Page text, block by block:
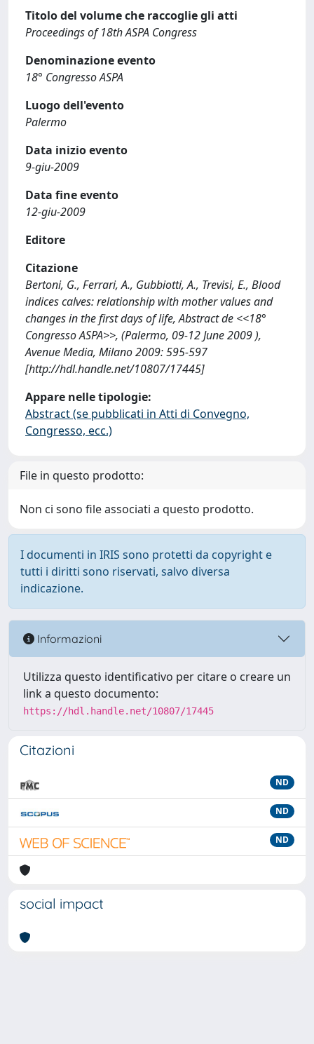
Titolo del volume che raccoglie gli atti
Proceedings of 18th ASPA Congress
Denominazione evento
18° Congresso ASPA
Luogo dell'evento
Palermo
Data inizio evento
9-giu-2009
Data fine evento
12-giu-2009
Editore
Citazione
Bertoni, G., Ferrari, A., Gubbiotti, A., Trevisi, E., Blood
indices calves: relationship with mother values and
changes in the first days of life, Abstract de <<18°
Congresso ASPA>>, (Palermo, 09-12 June 2009 ),
Avenue Media, Milano 2009: 595-597
[http://hdl.handle.net/10807/17445]
Appare nelle tipologie:
Abstract (se pubblicati in Atti di Convegno,
Congresso, ecc.)
File in questo prodotto:
Non ci sono file associati a questo prodotto.
I documenti in IRIS sono protetti da copyright e
tutti i diritti sono riservati, salvo diversa
indicazione.
Informazioni
Utilizza questo identificativo per citare o creare un
link a questo documento:
https://hdl.handle.net/10807/17445
Citazioni
ND
ND
ND
social impact